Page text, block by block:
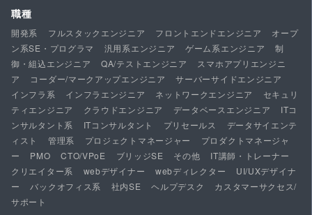
職種
開発系 フルスタックエンジニア フロントエンドエンジニア
オープ
ン系SE・プログラマ
汎用系エンジニア ゲーム系エンジニア
制
御・組込エンジニア
QA/テストエンジニア
スマホアプリエンジニ
ア
コーダー/マークアップエンジニア
サーバーサイドエンジニア
インフラ系
インフラエンジニア ネットワークエンジニア
セキュリ
ティエンジニア
クラウドエンジニア データベースエンジニア
ITコ
ンサルタント系
ITコンサルタント プリセールス
データサイエンテ
ィスト
管理系 プロジェクトマネージャー
プロダクトマネージャ
ー
PMO CTO/VPoE ブリッジSE その他
IT講師・トレーナー
クリエイター系
webデザイナー webディレクター
UI/UXデザイナ
ー
バックオフィス系 社内SE ヘルプデスク
カスタマーサクセス/
サポート